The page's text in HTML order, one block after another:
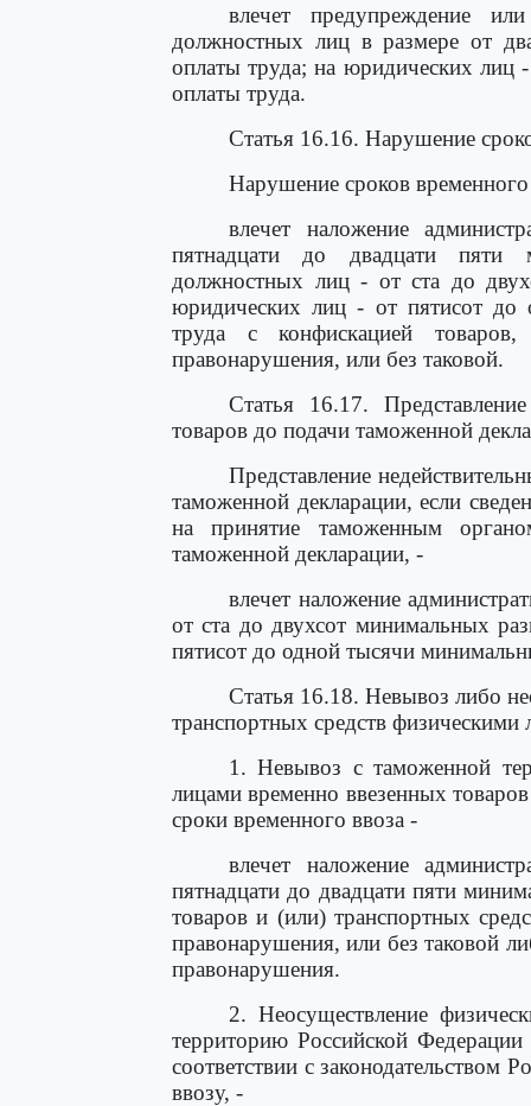
влечет предупреждение
должностных лиц в размере от
оплаты труда; на юридических лиц
оплаты труда.
Статья 16.16. Нарушение
Нарушение сроков
влечет наложение
пятнадцати до двадцати пяти
должностных лиц - от ста до
юридических лиц - от пятисот до
труда с конфискацией товаров,
правонарушения, или без таковой.
Статья 16.17.
товаров до подачи таможенной
Представление
таможенной декларации, если
на принятие таможенным
таможенной декларации, -
влечет наложение
от ста до двухсот минимальных
пятисот до одной тысячи
Статья 16.18. Невывоз либо
транспортных средств физическими
1. Невывоз с таможенной
лицами временно ввезенных
сроки временного ввоза -
влечет наложение
пятнадцати до двадцати пяти
товаров и (или) транспортных
правонарушения, или без таковой
правонарушения.
2. Неосуществление
территорию Российской
соответствии с законодательством
ввозу, -